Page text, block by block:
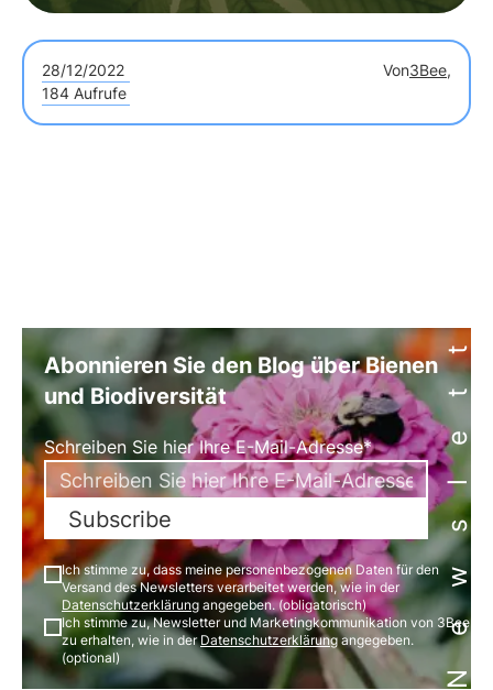
28/12/2022 Von3Bee,
184 Aufrufe
Newsletter
Abonnieren Sie den Blog über Bienen
und Biodiversität
Schreiben Sie hier Ihre E-Mail-Adresse*
Subscribe
Ich stimme zu, dass meine personenbezogenen Daten für den
Versand des Newsletters verarbeitet werden, wie in der
Datenschutzerklärung angegeben. (obligatorisch)
Ich stimme zu, Newsletter und Marketingkommunikation von 3Bee
zu erhalten, wie in derDatenschutzerklärungangegeben.
(optional)